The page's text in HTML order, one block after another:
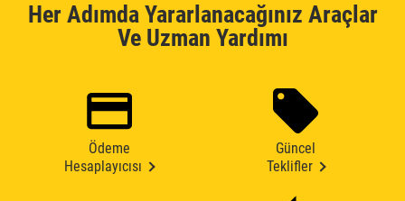
Her Adımda Yararlanacağınız Araçlar
Ve Uzman Yardımı
Ödeme
Hesaplayıcısı
Güncel
Teklifler